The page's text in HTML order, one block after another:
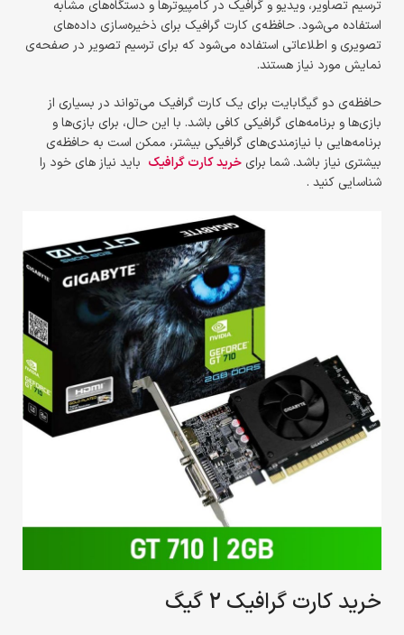
ترسیم تصاویر، ویدیو و گرافیک در کامپیوترها و دستگاه‌های مشابه
استفاده می‌شود. حافظه‌ی کارت گرافیک برای ذخیره‌سازی داده‌های
تصویری و اطلاعاتی استفاده می‌شود که برای ترسیم تصویر در صفحه‌ی
نمایش مورد نیاز هستند.
حافظه‌ی دو گیگابایت برای یک کارت گرافیک می‌تواند در بسیاری از
بازی‌ها و برنامه‌های گرافیکی کافی باشد. با این حال، برای بازی‌ها و
برنامه‌هایی با نیازمندی‌های گرافیکی بیشتر، ممکن است به حافظه‌ی
بیشتری نیاز باشد. شما برای خرید کارت گرافیک باید نیاز های خود را
شناسایی کنید .
خرید کارت گرافیک 2 گیگ